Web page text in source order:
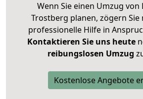
Wenn Sie einen Umzug von
Trostberg planen, zögern Sie
professionelle Hilfe in
Kontaktieren Sie uns heute
reibungslosen Umzug
Kostenlose Angebote